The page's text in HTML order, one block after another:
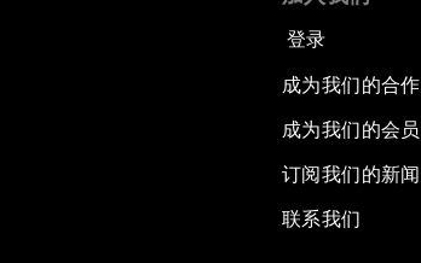
登录
成为我们的合
成为我们的会员
订阅我们的新
联系我们